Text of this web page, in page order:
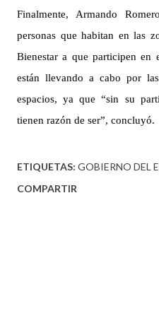
Finalmente, Armando
personas que habitan en las
Bienestar a que participen en
están llevando a cabo por
espacios, ya que “sin su
tienen razón de ser”, concluyó.
ETIQUETAS: GOBIERNO DEL
COMPARTIR